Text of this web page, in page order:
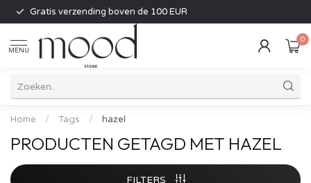
Gratis verzending boven de 100 EUR
MENU
0
Home / Tags / hazel
PRODUCTEN GETAGD MET HAZEL
FILTERS